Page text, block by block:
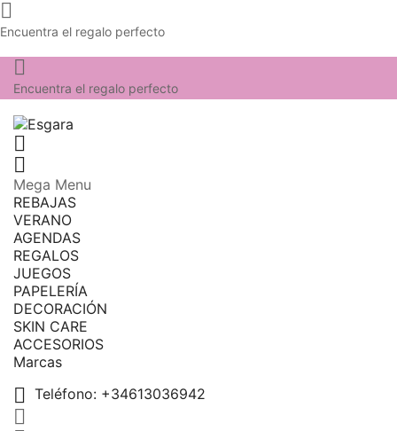

Encuentra el regalo perfecto

Encuentra el regalo perfecto


Mega Menu
REBAJAS
VERANO
AGENDAS
REGALOS
JUEGOS
PAPELERÍA
DECORACIÓN
SKIN CARE
ACCESORIOS
Marcas
 Teléfono: +34613036942
